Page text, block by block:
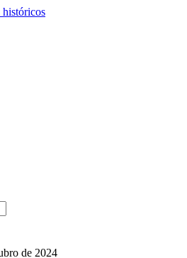
históricos
de 2024